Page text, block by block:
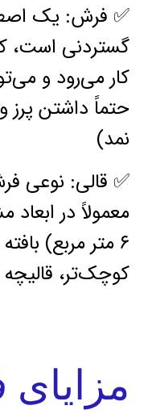
✅ فرش: یک
گستردنی است،
کار می‌رود و
حتماً داشتن پرز
نمد)
✅ قالی: نوعی
معمولاً در
۶ متر مربع)
کوچک‌تر،